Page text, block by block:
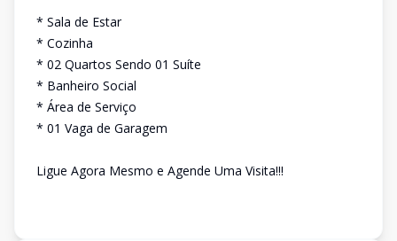
* Sala de Estar
* Cozinha
* 02 Quartos Sendo 01 Suíte
* Banheiro Social
* Área de Serviço
* 01 Vaga de Garagem
Ligue Agora Mesmo e Agende Uma Visita!!!